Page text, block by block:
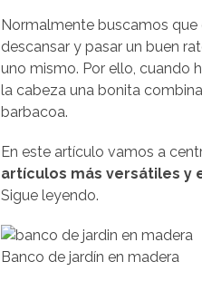
Normalmente buscamos que
descansar y pasar un buen
uno mismo. Por ello, cuando
la cabeza una bonita
barbacoa.
En este artículo vamos a
artículos más versátiles y
Sigue leyendo.
Banco de jardín en madera